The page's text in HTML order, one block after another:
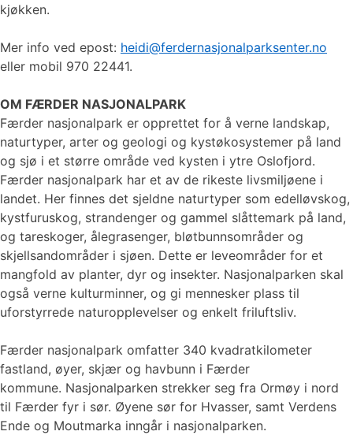
kjøkken.
Mer info ved epost: heidi@ferdernasjonalparksenter.no
eller mobil 970 22441.
OM FÆRDER NASJONALPARK
Færder nasjonalpark er opprettet for å verne landskap,
naturtyper, arter og geologi og kystøkosystemer på land
og sjø i et større område ved kysten i ytre Oslofjord.
Færder nasjonalpark har et av de rikeste livsmiljøene i
landet. Her finnes det sjeldne naturtyper som edelløvskog,
kystfuruskog, strandenger og gammel slåttemark på land,
og tareskoger, ålegrasenger, bløtbunnsområder og
skjellsandområder i sjøen. Dette er leveområder for et
mangfold av planter, dyr og insekter. Nasjonalparken skal
også verne kulturminner, og gi mennesker plass til
uforstyrrede naturopplevelser og enkelt friluftsliv.
Færder nasjonalpark omfatter 340 kvadratkilometer
fastland, øyer, skjær og havbunn i Færder
kommune. Nasjonalparken strekker seg fra Ormøy i nord
til Færder fyr i sør. Øyene sør for Hvasser, samt Verdens
Ende og Moutmarka inngår i nasjonalparken.